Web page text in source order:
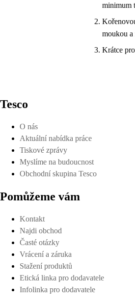
minimum
moukou a
Krátce
Tesco
O nás
Aktuální nabídka práce
Tiskové zprávy
Myslíme na budoucnost
Obchodní skupina Tesco
Pomůžeme vám
Kontakt
Najdi obchod
Časté otázky
Vrácení a záruka
Stažení produktů
Etická linka pro dodavatele
Infolinka pro dodavatele